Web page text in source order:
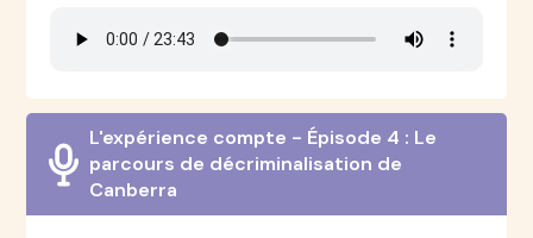
L'expérience compte - Épisode 4 : Le
parcours de décriminalisation de
Canberra